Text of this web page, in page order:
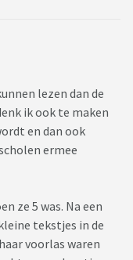
lezen dan de
ik ook te maken
en dan ook
ermee
ze 5 was. Na een
tekstjes in de
voorlas waren